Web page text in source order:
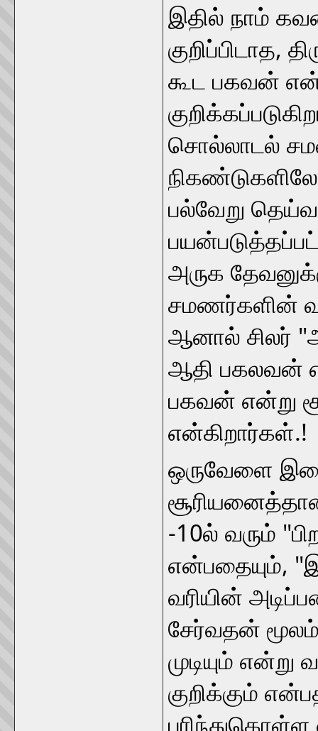
இதில் நாம்
குறிப்பிடாத,
கூட பகவன்
சொல்லாடல்
பல்வேறு
அருக
சமணர்களின்
ஆனால் சிலர்
ஆதி பகலவன்
பகவன் என்று
என்கிறார்கள்.!
ஒருவேளை
-10ல் வரும்
என்பதையும்,
வரியின்
சேர்வதன்
முடியும்
குறிக்கும்